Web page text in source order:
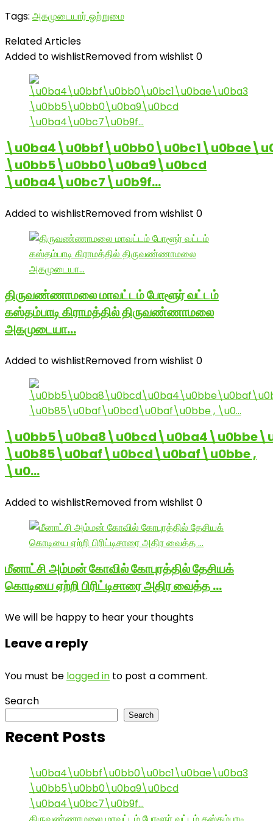
Tags: அகமுடையார் ஒற்றுமை
Related Articles
Added to wishlistRemoved from wishlist 0
\u0bb5\u0bb0\u0ba9\u0bcd
\u0ba4\u0bc7\u0b9f…
Added to wishlistRemoved from wishlist 0
திருவண்ணாமலை மாவட்டம் போளூர் வட்டம்
கஸ்தம்பாடி கிராமத்தில் திருவண்ணாமலை
அகமுடையா…
Added to wishlistRemoved from wishlist 0
\u0b85\u0baf\u0bcd\u0baf\u0bbe ,
\u0…
Added to wishlistRemoved from wishlist 0
மீனாட்சி அம்மன் கோவில் கோபுரத்தில் தேசியக்
கொடியை ஏற்றி பிரிட்டிசாரை அதிர வைத்த …
We will be happy to hear your thoughts
Leave a reply
You must be logged in to post a comment.
Search
Search
Recent Posts
\u0ba4\u0bbf\u0bb0\u0bc1\u0bae\u0ba3
\u0bb5\u0bb0\u0ba9\u0bcd
\u0ba4\u0bc7\u0b9f…